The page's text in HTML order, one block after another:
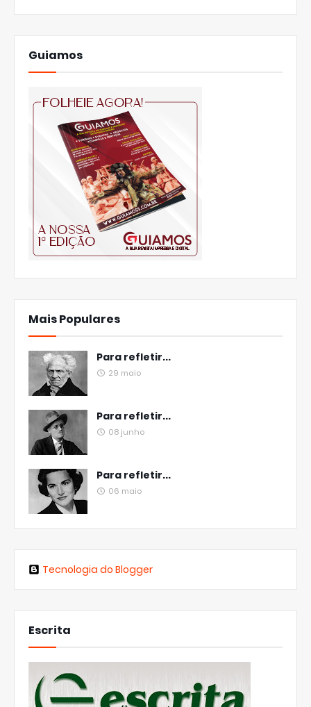
Guiamos
Mais Populares
Para refletir...
29 maio
Para refletir...
08 junho
Para refletir...
06 maio
Tecnologia do Blogger
Escrita